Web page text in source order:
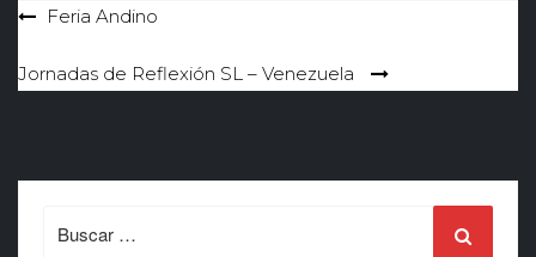
Navegación
entradas
Feria Andino
Jornadas de Reflexión SL – Venezuela
for: